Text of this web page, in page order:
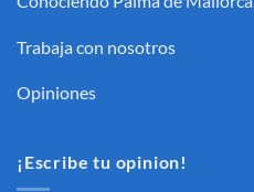
Trabaja con nosotros
Opiniones
¡Escribe tu opinion!